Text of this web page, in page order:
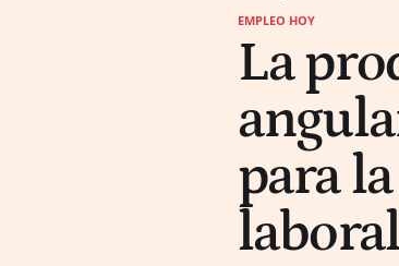
EMPLEO HOY
La
para